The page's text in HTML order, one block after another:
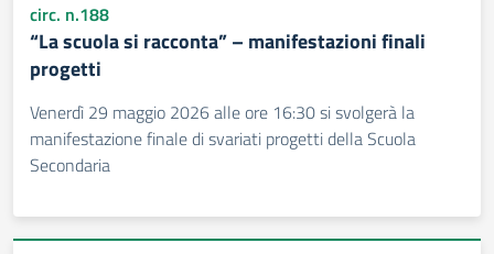
circ. n.188
“La scuola si racconta” – manifestazioni finali
progetti
Venerdì 29 maggio 2026 alle ore 16:30 si svolgerà la
manifestazione finale di svariati progetti della Scuola
Secondaria